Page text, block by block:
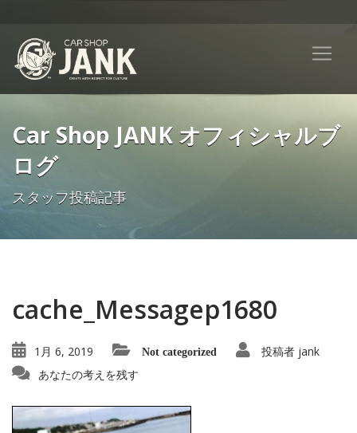
Car Shop JANK オフィシャルブ
ログ
スタッフ投稿記事
cache_Messagep1680
1月 6, 2019 Not categorized 投稿者 jank
あなたの考えを残す